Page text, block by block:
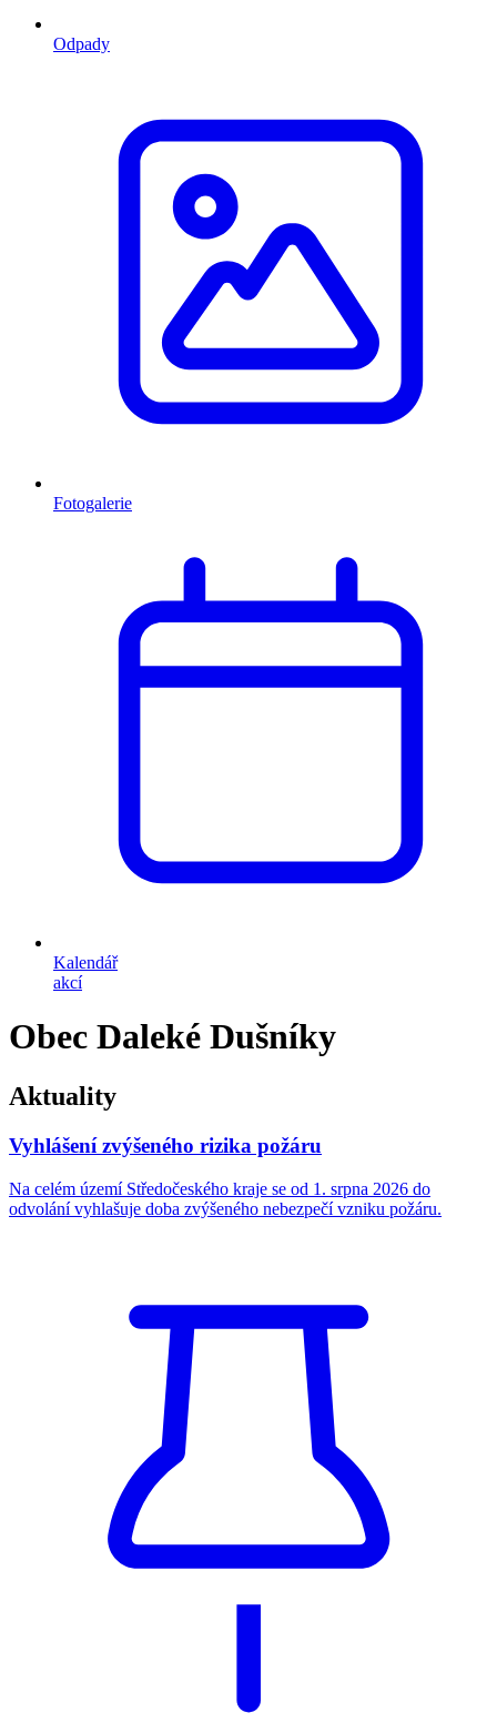
Odpady
Fotogalerie
Kalendář
akcí
Obec Daleké Dušníky
Aktuality
Vyhlášení zvýšeného rizika požáru
Na celém území Středočeského kraje se od 1. srpna 2026 do
odvolání vyhlašuje doba zvýšeného nebezpečí vzniku požáru.